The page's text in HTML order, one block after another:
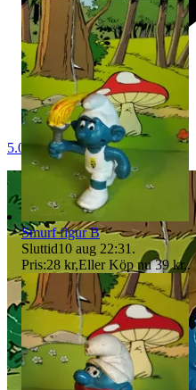
5.0
Smurf figur B
Sluttid10 aug 22:31 .
Pris:28 kr,Eller Köp nu 39 kr,.